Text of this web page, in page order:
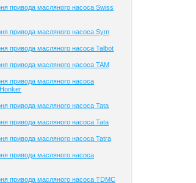
привода масляного насоса Swiss
привода масляного насоса Sym
привода масляного насоса Talbot
привода масляного насоса TAM
привода масляного насоса
привода масляного насоса Tata
привода масляного насоса Tata
привода масляного насоса Tatra
привода масляного насоса
привода масляного насоса TDMC